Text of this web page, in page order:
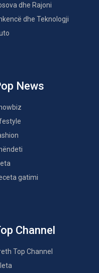
dhe Rajoni
dhe Teknologji
News
gatimi
Channel
Top Channel